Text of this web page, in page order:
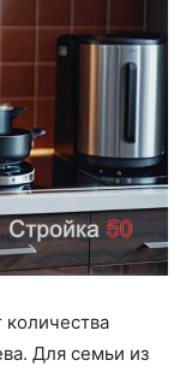
Для семьи из